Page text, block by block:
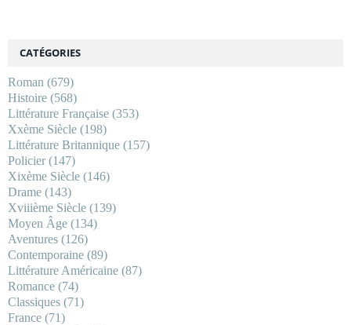
CATÉGORIES
Roman (679)
Histoire (568)
Littérature Française (353)
Xxème Siècle (198)
Littérature Britannique (157)
Policier(147)
Xixème Siècle (146)
Drame (143)
Xviiième Siècle (139)
Moyen Âge (134)
Aventures (126)
Contemporaine (89)
Littérature Américaine (87)
Romance (74)
Classiques (71)
France (71)